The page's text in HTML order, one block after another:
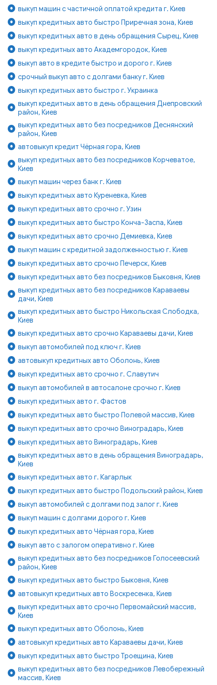
выкуп машин с частичной оплатой кредита г. Киев
выкуп кредитных авто быстро Приречная зона, Киев
выкуп кредитных авто в день обращения Сырец, Киев
выкуп кредитных авто Академгородок, Киев
выкуп авто в кредите быстро и дорого г. Киев
срочный выкуп авто с долгами банку г. Киев
выкуп кредитных авто быстро г. Украинка
выкуп кредитных авто в день обращения Днепровский
район, Киев
выкуп кредитных авто без посредников Деснянский
район, Киев
автовыкуп кредит Чёрная гора, Киев
выкуп кредитных авто без посредников Корчеватое,
Киев
выкуп машин через банк г. Киев
выкуп кредитных авто Куреневка, Киев
выкуп кредитных авто срочно г. Узин
выкуп кредитных авто быстро Конча-Заспа, Киев
выкуп кредитных авто срочно Демиевка, Киев
выкуп машин с кредитной задолженностью г. Киев
выкуп кредитных авто срочно Печерск, Киев
выкуп кредитных авто без посредников Быковня, Киев
выкуп кредитных авто без посредников Караваевы
дачи, Киев
выкуп кредитных авто быстро Никольская Слободка,
Киев
выкуп кредитных авто срочно Караваевы дачи, Киев
выкуп автомобилей под ключ г. Киев
автовыкуп кредитных авто Оболонь, Киев
выкуп кредитных авто срочно г. Славутич
выкуп автомобилей в автосалоне срочно г. Киев
выкуп кредитных авто г. Фастов
выкуп кредитных авто быстро Полевой массив, Киев
выкуп кредитных авто срочно Виноградарь, Киев
выкуп кредитных авто Виноградарь, Киев
выкуп кредитных авто в день обращения Виноградарь,
Киев
выкуп кредитных авто г. Кагарлык
выкуп кредитных авто быстро Подольский район, Киев
выкуп автомобилей с долгами под залог г. Киев
выкуп машин с долгами дорого г. Киев
выкуп кредитных авто Чёрная гора, Киев
выкуп авто с залогом оперативно г. Киев
выкуп кредитных авто без посредников Голосеевский
район, Киев
выкуп кредитных авто быстро Быковня, Киев
автовыкуп кредитных авто Воскресенка, Киев
выкуп кредитных авто срочно Первомайский массив,
Киев
выкуп кредитных авто Оболонь, Киев
автовыкуп кредитных авто Караваевы дачи, Киев
выкуп кредитных авто быстро Троещина, Киев
выкуп кредитных авто без посредников Левобережный
массив, Киев